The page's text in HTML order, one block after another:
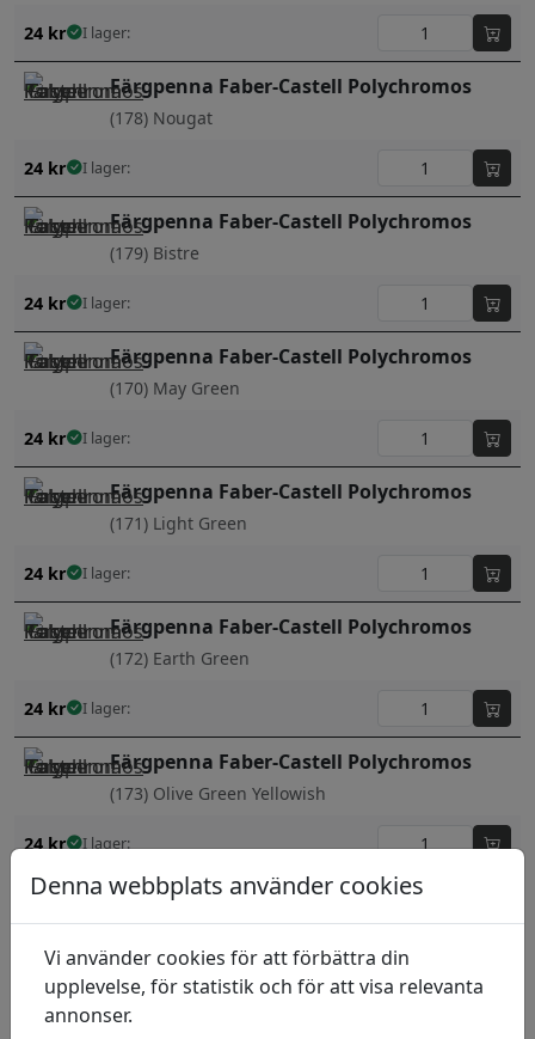
24 kr I lager:
Färgpenna Faber-Castell Polychromos
(178) Nougat
24 kr I lager:
Färgpenna Faber-Castell Polychromos
(179) Bistre
24 kr I lager:
Färgpenna Faber-Castell Polychromos
(170) May Green
24 kr I lager:
Färgpenna Faber-Castell Polychromos
(171) Light Green
24 kr I lager:
Färgpenna Faber-Castell Polychromos
(172) Earth Green
24 kr I lager:
Färgpenna Faber-Castell Polychromos
(173) Olive Green Yellowish
24kr I lager:
Färgpenna Faber-Castell Polychromos
(174) Chromium Green Opaque
24 kr I lager:
Denna webbplats använder cookies
Vi använder cookies för att förbättra din
upplevelse, för statistik och för att visa relevanta
annonser.